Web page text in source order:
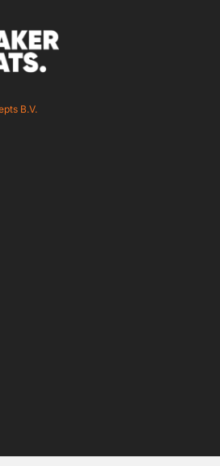
B.V.